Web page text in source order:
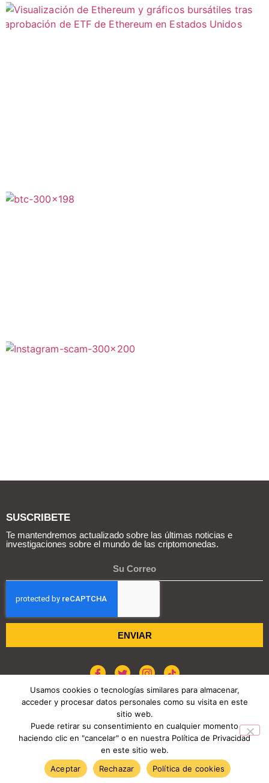
SUSCRIBETE
Te mantendremos actualizado sobre las últimas noticias e
investigaciones sobre el mundo de las criptomonedas.
ENVIAR
COPYRIGHT © 2026 REPORTE CRIPTO
POLÍTICA DE COOKIES
TENDENCIAS HOY
Agentes de IA abren una nueva era para la infraestructura cripto
Usamos cookies o tecnologías similares para almacenar,
acceder y procesar datos personales como su visita en este
sitio web.
Puede retirar su consentimiento en cualquier momento
haciendo clic en "cancelar" o en nuestra Política de Privacidad
en este sitio web.
Aceptar
Rechazar Política de cookies